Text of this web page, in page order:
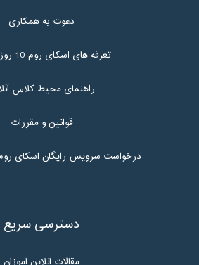
دعوت به همکاری
تعرفه های اسکای روم 10 روز رایگان
راهنمای محیط کلاس
قوانین و مقررات
درخواست سرویس رایگان اسکای روم
دسترسی سریع